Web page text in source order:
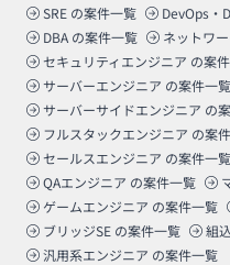
SRE の案件一覧 DevOps・
DBA の案件一覧 ネットワ
セキュリティエンジニア の案
サーバーエンジニア の案件一覧
サーバーサイドエンジニア の
フルスタックエンジニア の案
セールスエンジニア の案件一覧
QAエンジニア の案件一覧
ゲームエンジニア の案件一覧
ブリッジSE の案件一覧 組
汎用系エンジニア の案件一覧